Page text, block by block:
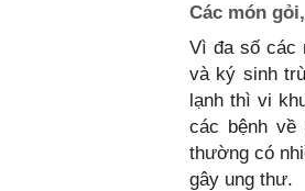
Các món
Vì đa số các
và ký sinh
lạnh thì vi
các bệnh về
thường có
gây ung thư.